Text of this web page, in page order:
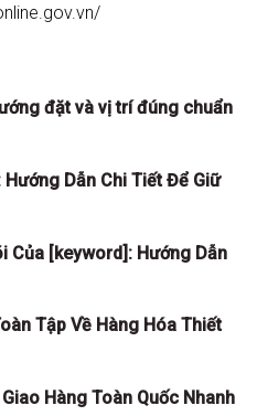
đặt và vị trí đúng chuẩn
Dẫn Chi Tiết Để Giữ
Của [keyword]: Hướng Dẫn
Tập Về Hàng Hóa Thiết
Hàng Toàn Quốc Nhanh